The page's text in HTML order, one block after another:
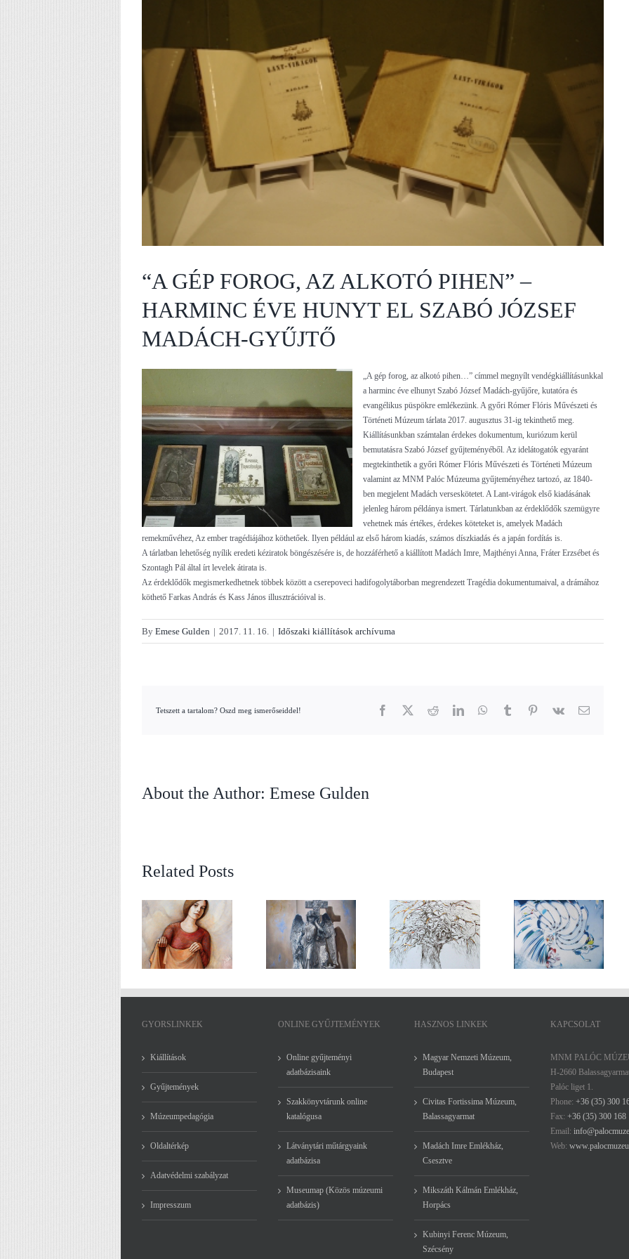
“A GÉP FOROG, AZ ALKOTÓ PIHEN” –
HARMINC ÉVE HUNYT EL SZABÓ JÓZSEF
MADÁCH-GYŰJTŐ
„A gép forog, az alkotó pihen…” címmel megnyílt vendégkiállításunkkal
a harminc éve elhunyt Szabó József Madách-gyűjőre, kutatóra és
evangélikus püspökre emlékezünk. A győri Rómer Flóris Művészeti és
Történeti Múzeum tárlata 2017. augusztus 31-ig tekinthető meg.
Kiállításunkban számtalan érdekes dokumentum, kuriózum kerül
bemutatásra Szabó József gyűjteményéből. Az idelátogatók egyaránt
megtekinthetik a győri Rómer Flóris Művészeti és Történeti Múzeum
valamint az MNM Palóc Múzeuma gyűjteményéhez tartozó, az 1840-
ben megjelent Madách verseskötetet. A Lant-virágok első kiadásának
jelenleg három példánya ismert. Tárlatunkban az érdeklődők szemügyre
vehetnek más értékes, érdekes köteteket is, amelyek Madách
remekművéhez, Az ember tragédiájához köthetőek. Ilyen például az első három kiadás, számos díszkiadás és a japán fordítás is.
A tárlatban lehetőség nyílik eredeti kéziratok böngészésére is, de hozzáférhető a kiállított Madách Imre, Majthényi Anna, Fráter Erzsébet és
Szontagh Pál által írt levelek átirata is.
Az érdeklődők megismerkedhetnek többek között a cserepoveci hadifogolytáborban megrendezett Tragédia dokumentumaival, a drámához
köthető Farkas András és Kass János illusztrációival is.
By Emese Gulden | 2017. 11. 16. | Időszaki kiállítások archívuma
Tetszett a tartalom? Oszd meg ismerőseiddel! Facebook RedditLinkedInWhatsApp
Tumblr Pinterest
Vk Email
About the Author: Emese Gulden
Related Posts
Cene Gál István
festőművész
kiállítása
Gedeon Hajnalka
grafikusművész és
Petróczy Gyula
festőművész életmű-
kiállítása
Földi Péter és Földi
Gergely
festőművészek
PÉNZES GÉZA
KÉPZŐMŰVÉSZ
ÉLETMŰ-
KIÁLLÍTÁSA
GYORSLINKEK
Kiállítások
Gyűjtemények
Múzeumpedagógia
Oldaltérkép
Adatvédelmi szabályzat
Impresszum
ONLINE GYŰJTEMÉNYEK
Online gyűjteményi
adatbázisaink
Szakkönyvtárunk online
katalógusa
Látványtári műtárgyaink
adatbázisa
Museumap (Közös múzeumi
adatbázis)
HASZNOS LINKEK
Magyar Nemzeti Múzeum,
Budapest
Civitas Fortissima Múzeum,
Balassagyarmat
Madách Imre Emlékház,
Csesztve
Mikszáth Kálmán Emlékház,
Horpács
Kubinyi Ferenc Múzeum,
Szécsény
KAPCSOLAT
MNM PALÓC
H-2660
Palóc liget 1.
Phone: +36 (35) 300
Fax: +36 (35) 300 168
Email:
Web: